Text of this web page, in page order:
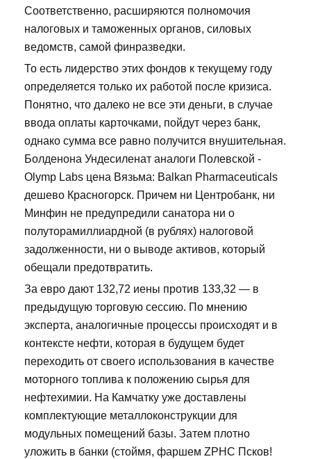
Соответственно, расширяются полномочия
налоговых и таможенных органов, силовых
ведомств, самой финразведки.
То есть лидерство этих фондов к текущему году
определяется только их работой после кризиса.
Понятно, что далеко не все эти деньги, в случае
ввода оплаты карточками, пойдут через банк,
однако сумма все равно получится внушительная.
Болденона Ундесиленат аналоги Полевской -
Olymp Labs цена Вязьма: Balkan Pharmaceuticals
дешево Красногорск. Причем ни Центробанк, ни
Минфин не предупредили санатора ни о
полуторамиллиардной (в рублях) налоговой
задолженности, ни о выводе активов, который
обещали предотвратить.
За евро дают 132,72 иены против 133,32 — в
предыдущую торговую сессию. По мнению
эксперта, аналогичные процессы происходят и в
контексте нефти, которая в будущем будет
переходить от своего использования в качестве
моторного топлива к положению сырья для
нефтехимии. На Камчатку уже доставлены
комплектующие металлоконструкции для
модульных помещений базы. Затем плотно
уложить в банки (стоймя, фаршем ZPHC Псков!